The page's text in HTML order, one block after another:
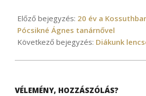
03-
11
Előző bejegyzés: 20 év a
Pócsikné Ágnes tanárnővel
Következő bejegyzés: Diákunk
VÉLEMÉNY, HOZZÁSZÓLÁS?